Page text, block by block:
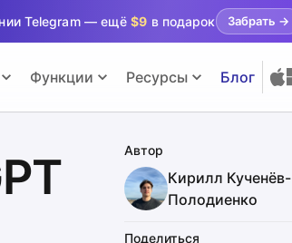
Telegram — ещё$9 в подарок Забрать →
Функции Ресурсы Блог
Автор
Кирилл Кученёв-
Полодиенко
Поделиться